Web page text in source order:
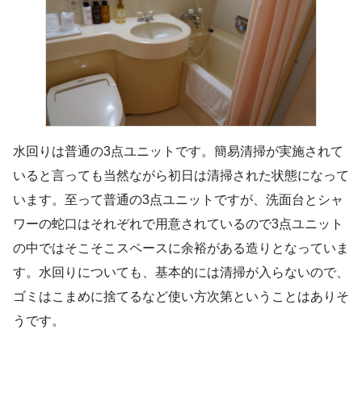
水回りは普通の3点ユニットです。簡易清掃が実施されて
いると言っても当然ながら初日は清掃された状態になって
います。至って普通の3点ユニットですが、洗面台とシャ
ワーの蛇口はそれぞれで用意されているので3点ユニット
の中ではそこそこスペースに余裕がある造りとなっていま
す。水回りについても、基本的には清掃が入らないので、
ゴミはこまめに捨てるなど使い方次第ということはありそ
うです。